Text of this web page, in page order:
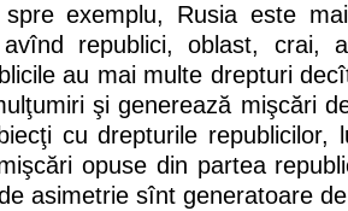
exemplu, Rusia este
avînd republici, oblast, crai,
au mai multe drepturi
şi generează mişcări
cu drepturile republicilor,
opuse din partea
asimetrie sînt generatoare